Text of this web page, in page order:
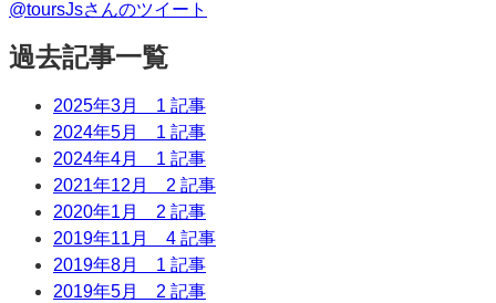
@toursJsさんのツイート
過去記事一覧
2025年3月 1 記事
2024年5月 1 記事
2024年4月 1 記事
2021年12月 2 記事
2020年1月 2 記事
2019年11月 4 記事
2019年8月 1 記事
2019年5月 2 記事